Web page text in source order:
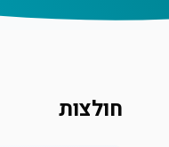
חולצות